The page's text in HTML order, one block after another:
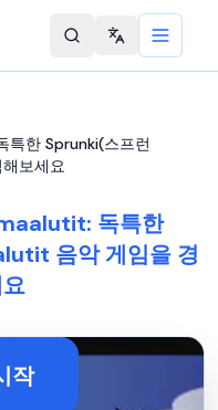
Change
한 Sprunki(스프런
보세요
독특한
음악 게임을 경
작